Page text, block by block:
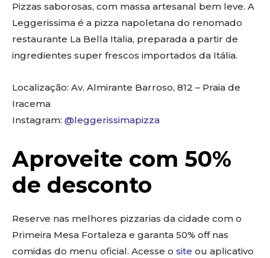
Pizzas saborosas, com massa artesanal bem leve. A
Leggerissima é a pizza napoletana do renomado
restaurante La Bella Italia, preparada a partir de
ingredientes super frescos importados da Itália.
Localização: Av. Almirante Barroso, 812 – Praia de
Iracema
Instagram: @leggerissimapizza
Aproveite com 50%
de desconto
Reserve nas melhores pizzarias da cidade com o
Primeira Mesa Fortaleza e garanta 50% off nas
comidas do menu oficial. Acesse o site ou aplicativo